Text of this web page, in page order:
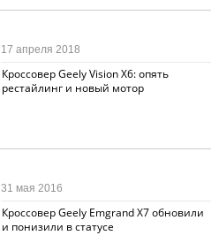
Кроссовер Geely Vision X6: опять
рестайлинг и новый мотор
17 апреля 2018
Кроссовер Geely Emgrand X7 обновили
и понизили в статусе
31 мая 2016